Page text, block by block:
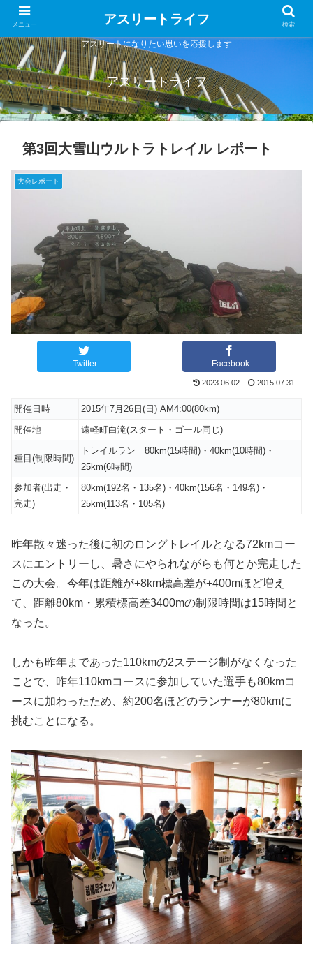
アスリートになりたい思いを応援します
アスリートライフ
第3回大雪山ウルトラトレイル レポート
大会レポート
Twitter Facebook
2023.06.02 2015.07.31
開催日時
2015年7月26日(日) AM4:00(80km)
開催地
遠軽町白滝(スタート・ゴール同じ)
種目(制限時間)
トレイルラン 80km(15時間)・40km(10時間)・
25km(6時間)
参加者(出走・
完走)
80km(192名・135名)・40km(156名・149名)・
25km(113名・105名)
昨年散々迷った後に初のロングトレイルとなる72kmコー
スにエントリーし、暑さにやられながらも何とか完走した
この大会。今年は距離が+8km標高差が+400mほど増え
て、距離80km・累積標高差3400mの制限時間は15時間と
なった。
しかも昨年まであった110kmの2ステージ制がなくなった
ことで、昨年110kmコースに参加していた選手も80kmコ
ースに加わったため、約200名ほどのランナーが80kmに
挑むことになる。
メニュー アスリートライフ 検索